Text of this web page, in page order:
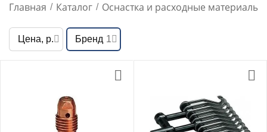
Главная / Каталог / Оснастка и расходные материалы
Цена, р. Бренд 1